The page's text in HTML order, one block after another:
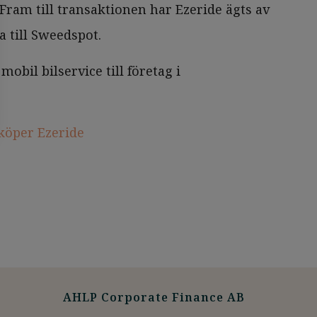
till transaktionen har Ezeride ägts av
till Sweedspot.
bilservice till företag i
Ezeride
AHLP Corporate Finance AB